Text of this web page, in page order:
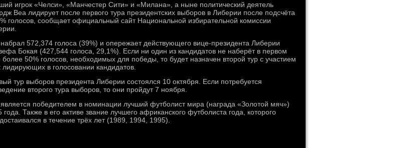
игрок «Челси», «Манчестер Сити» и «Милана», а ныне политический деятель
Веа лидирует после первого тура президентских выборов в Либерии после подсчёта
голосов, сообщает официальный сайт Национальной избирательной комиссии
572,374 голоса (39%) и опережает действующего вице-президента Либерии
Бокая (427,544 голоса, 29,1%). Если ни один из кандидатов не наберёт в первом
более 50% голосов, необходимых для победы, то будет назначен второй тур с участием
лидирующих в голосовании кандидатов.
тур выборов президента Либерии состоялся 10 октября. Если потребуется
второго тура выборов, то они пройдут 7 ноября.
победителем в номинации лучший футболист мира (награда «Золотой мяч»)
года. Также в его активе звание лучшего африканского футболиста года, которого
в течение трёх лет (1989, 1994, 1995).